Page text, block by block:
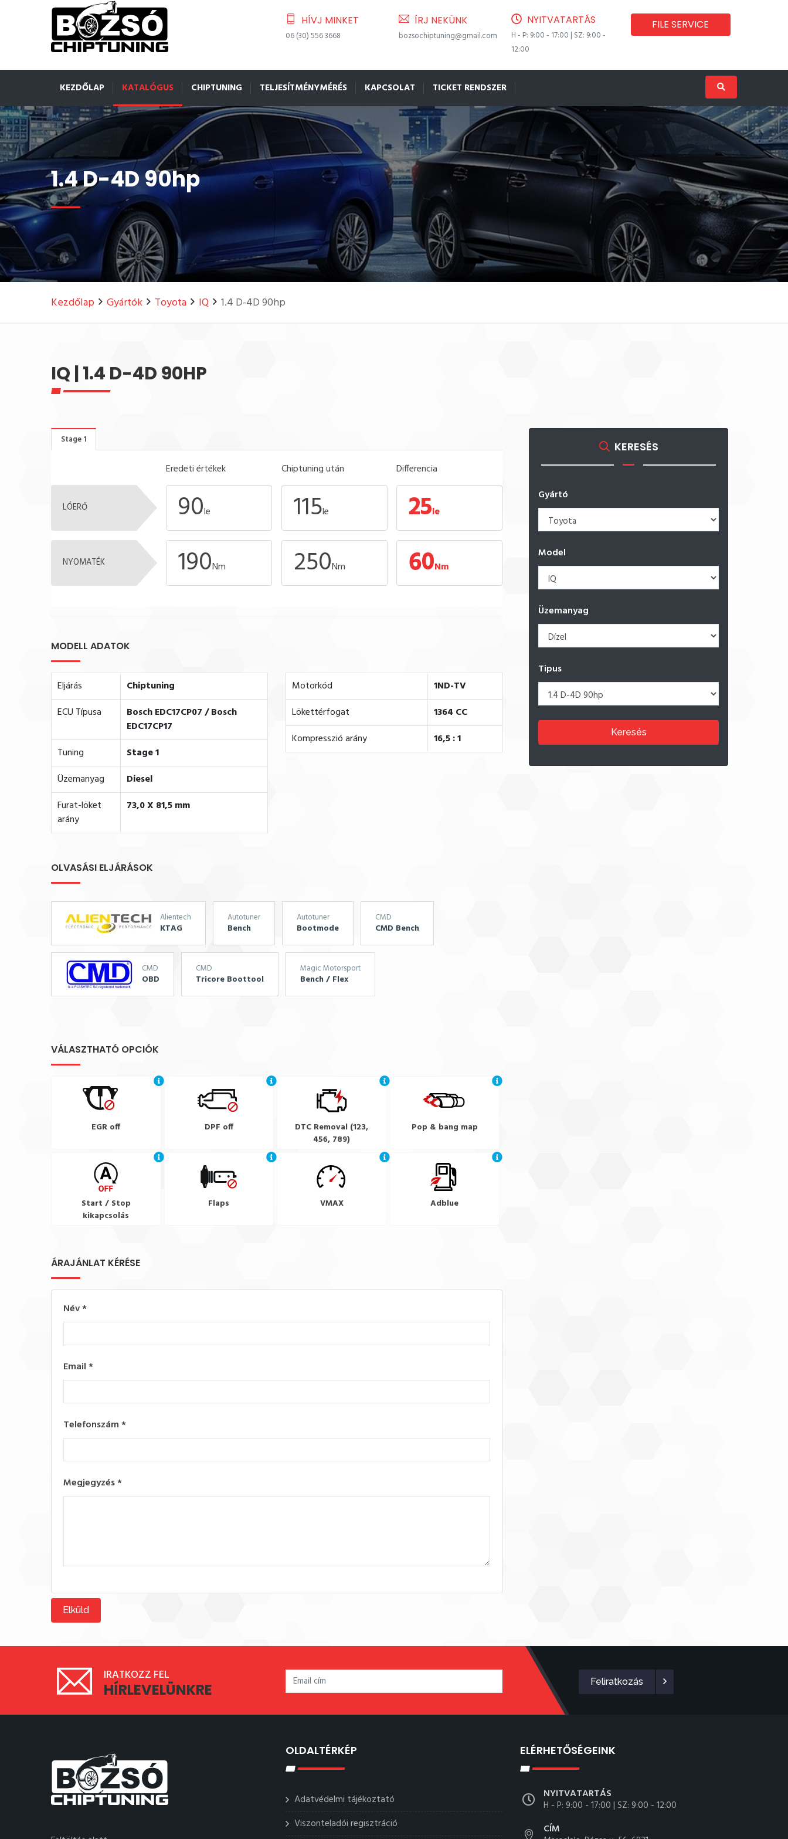
HÍVJ MINKET
06 (30) 556 3668
ÍRJ NEKÜNK
bozsochiptuning@gmail.com
NYITVATARTÁS
H - P: 9:00 - 17:00 | SZ: 9:00 -
12:00
FILE SERVICE
KEZDŐLAP KATALÓGUS CHIPTUNING TELJESÍTMÉNYMÉRÉS KAPCSOLAT TICKET RENDSZER
1.4 D-4D 90hp
Kezdőlap Gyártók Toyota IQ 1.4 D-4D 90hp
IQ | 1.4 D-4D 90HP
Stage 1
Eredeti értékek Chiptuning után Differencia
LÓERŐ 90le 115le 25le
NYOMATÉK 190Nm 250Nm 60Nm
MODELL ADATOK
Eljárás
Chiptuning
ECU Típusa
Bosch EDC17CP07 / Bosch
EDC17CP17
Tuning
Stage 1
Üzemanyag
Diesel
Furat-löket
arány
73,0 X 81,5 mm
Motorkód
1ND-TV
Lökettérfogat
1364 CC
Kompresszió arány
16,5 : 1
OLVASÁSI ELJÁRÁSOK
Alientech
KTAG
Autotuner
Bench
Autotuner
Bootmode
CMD
CMD Bench
CMD
OBD
CMD
Tricore Boottool
Magic Motorsport
Bench / Flex
VÁLASZTHATÓ OPCIÓK
EGR off DPF off
DTC Removal (123,
456, 789)
Pop & bang map
Start / Stop
kikapcsolás
Flaps VMAX Adblue
ÁRAJÁNLAT KÉRÉSE
Név*
Email*
Telefonszám*
Megjegyzés*
Elküld
KERESÉS
Gyártó
Model
Üzemanyag
Tipus
Keresés
IRATKOZZ FEL
HÍRLEVELÜNKRE Feliratkozás
OLDALTÉRKÉP
Adatvédelmi tájékoztató
Viszonteladói regisztráció
ELÉRHETŐSÉGEINK
NYITVATARTÁS
H - P: 9:00 - 17:00 | SZ: 9:00 - 12:00
CÍM